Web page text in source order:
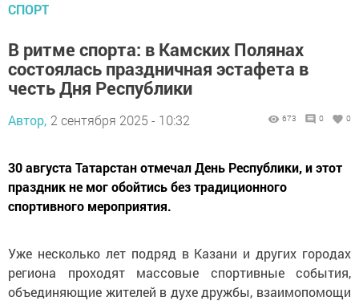
СПОРТ
В ритме спорта: в Камских Полянах
состоялась праздничная эстафета в
честь Дня Республики
Автор, 2 сентября 2025 - 10:32 673 0 0
30 августа Татарстан отмечал День Республики, и этот
праздник не мог обойтись без традиционного
спортивного мероприятия.
Уже несколько лет подряд в Казани и других городах
региона проходят массовые спортивные события,
объединяющие жителей в духе дружбы, взаимопомощи